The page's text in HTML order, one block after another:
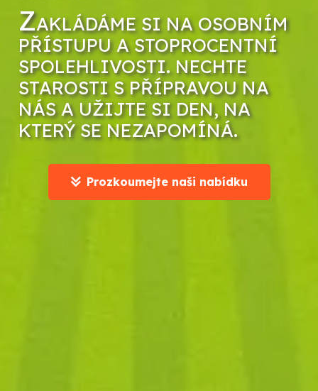
ZAKLÁDÁME SI NA OSOBNÍM
PŘÍSTUPU A STOPROCENTNÍ
SPOLEHLIVOSTI. NECHTE
STAROSTI S PŘÍPRAVOU NA
NÁS A UŽIJTE SI DEN, NA
KTERÝ SE NEZAPOMÍNÁ.
Prozkoumejte naši nabídku